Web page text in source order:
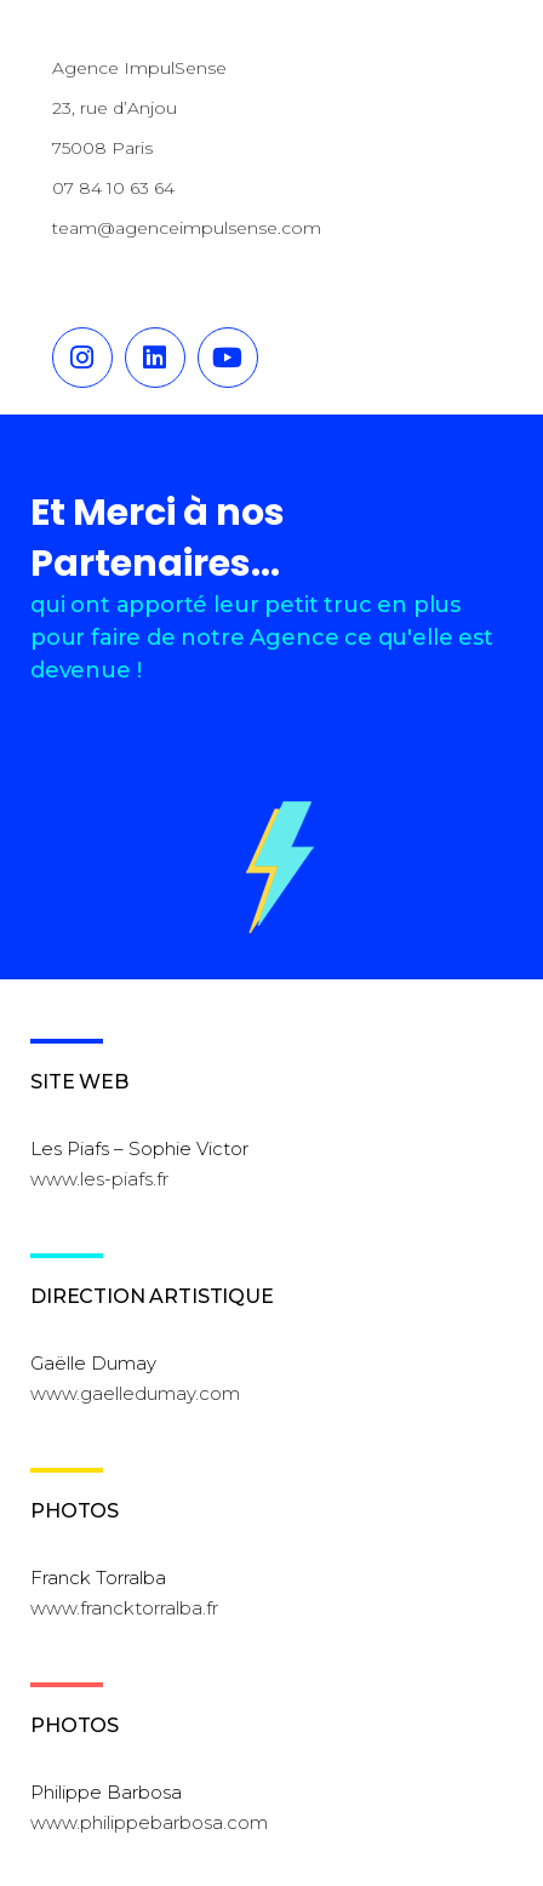
Agence ImpulSense
23, rue d’Anjou
75008 Paris
07 84 10 63 64
team@agenceimpulsense.com
Et Merci à nos
Partenaires...
qui ont apporté leur petit truc en plus
pour faire de notre Agence ce qu'elle est
devenue !
SITE WEB
Les Piafs – Sophie Victor
www.les-piafs.fr
DIRECTION ARTISTIQUE
Gaëlle Dumay
www.gaelledumay.com
PHOTOS
Franck Torralba
www.francktorralba.fr
PHOTOS
Philippe Barbosa
www.philippebarbosa.com